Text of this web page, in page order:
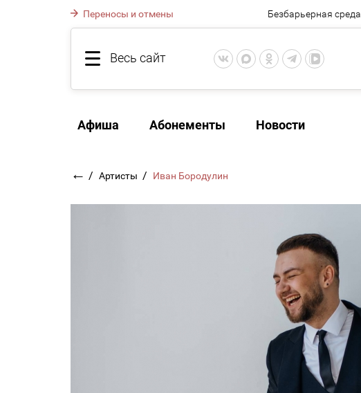
Переносы и отмены Безбарьерная среда
Весь сайт
Афиша Абонементы Новости
← / Артисты / Иван Бородулин